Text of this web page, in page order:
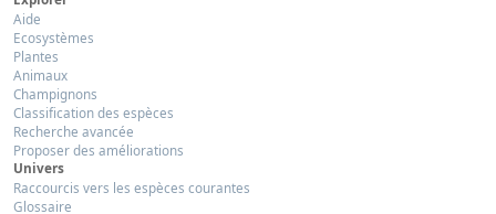
Aide
Ecosystèmes
Plantes
Animaux
Champignons
Classification des espèces
Recherche avancée
Proposer des améliorations
Univers
Raccourcis vers les espèces courantes
Glossaire